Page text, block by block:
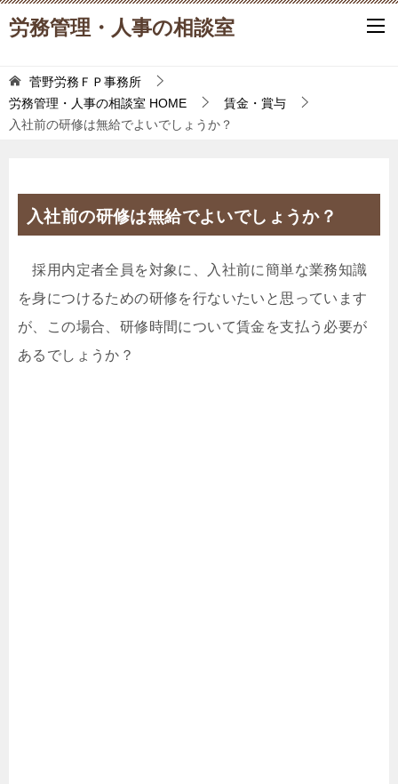
労務管理・人事の相談室
菅野労務ＦＰ事務所
労務管理・人事の相談室 HOME
賃金・賞与
入社前の研修は無給でよいでしょうか？
入社前の研修は無給でよいでしょうか？
採用内定者全員を対象に、入社前に簡単な業務知識
を身につけるための研修を行ないたいと思っています
が、この場合、研修時間について賃金を支払う必要が
あるでしょうか？